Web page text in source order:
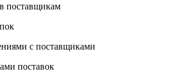
поставщикам
с поставщиками
поставок